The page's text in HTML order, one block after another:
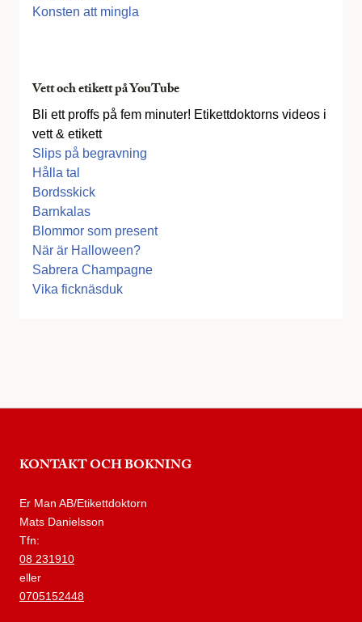
Konsten att mingla
Vett och etikett på YouTube
Bli ett proffs på fem minuter! Etikettdoktorns videos i
vett & etikett
Slips på begravning
Hålla tal
Bordsskick
Barnkalas
Blommor som present
När är Halloween?
Sabrera Champagne
Vika ficknäsduk
KONTAKT OCH BOKNING
Er Man AB/Etikettdoktorn
Mats Danielsson
Tfn:
08 231910
eller
0705152448